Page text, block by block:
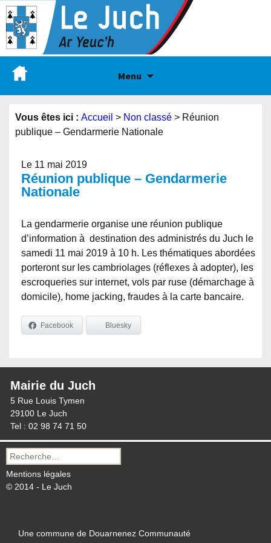
Menu
Vous êtes ici : Accueil > Non classé > Réunion
publique – Gendarmerie Nationale
Le 11 mai 2019
Réunion publique – Gendarmerie
Nationale
La gendarmerie organise une réunion publique
d’information à destination des administrés du Juch le
samedi 11 mai 2019 à 10 h. Les thématiques abordées
porteront sur les cambriolages (réflexes à adopter), les
escroqueries sur internet, vols par ruse (démarchage à
domicile), home jacking, fraudes à la carte bancaire.
Facebook Bluesky
Mairie du Juch
5 Rue Louis Tymen
29100 Le Juch
Tel : 02 98 74 71 50
Recherche
pour :
Mentions légales
© 2014 - Le Juch
Une commune de Douarnenez Communauté